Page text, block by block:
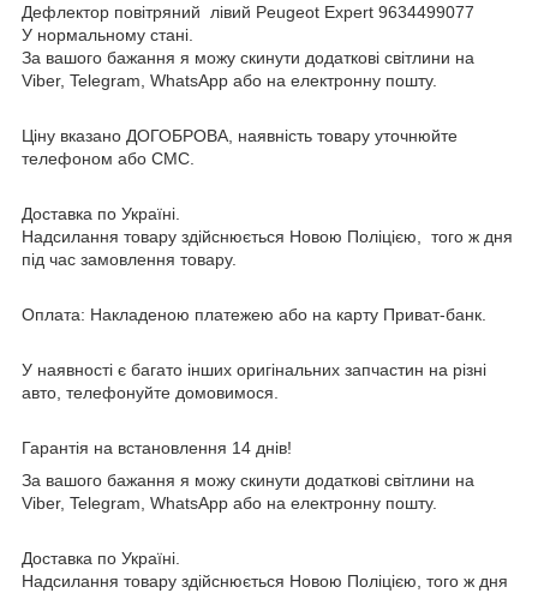
Дефлектор повітряний лівий Peugeot Expert 9634499077
У нормальному стані.
За вашого бажання я можу скинути додаткові світлини на
Viber, Telegram, WhatsApp або на електронну пошту.
Ціну вказано ДОГОБРОВА, наявність товару уточнюйте
телефоном або СМС.
Доставка по Україні.
Надсилання товару здійснюється Новою Поліцією, того ж дня
під час замовлення товару.
Оплата: Накладеною платежею або на карту Приват-банк.
У наявності є багато інших оригінальних запчастин на різні
авто, телефонуйте домовимося.
Гарантія на встановлення 14 днів!
За вашого бажання я можу скинути додаткові світлини на
Viber, Telegram, WhatsApp або на електронну пошту.
Доставка по Україні.
Надсилання товару здійснюється Новою Поліцією, того ж дня